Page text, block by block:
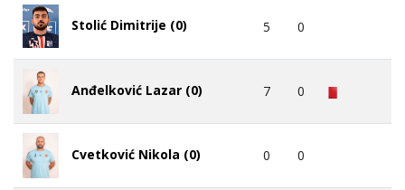
Stolić Dimitrije (0) 5 0
Anđelković Lazar (0) 7 0
Cvetković Nikola (0) 0 0